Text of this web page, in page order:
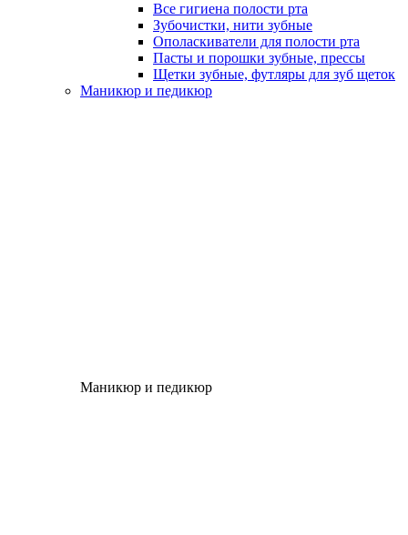
Все гигиена полости рта
Зубочистки, нити зубные
Ополаскиватели для полости рта
Пасты и порошки зубные, прессы
Щетки зубные, футляры для зуб щеток
Маникюр и педикюр
Маникюр и педикюр